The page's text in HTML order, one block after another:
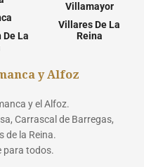
De La
Villamayor
Villares De La
Reina
y Alfoz
y el Alfoz.
Carrascal de Barregas,
de la Reina.
para todos.